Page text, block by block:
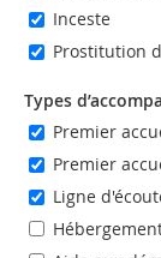
Inceste
Prostitution
Types
Premier
Premier
Ligne